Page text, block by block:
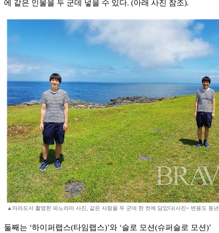
에 같은 인물을 두 군데 넣을 수 있다. (아래 사진 참조).
▲마라도서 촬영한 파노라마 사진, 같은 사람을 두 군데 한 컷에 담았다(사진= 변용도 동
둘째는 ‘하이퍼랩스(타임랩스)’와 ‘슬로 모션(슈퍼슬로 모션)’